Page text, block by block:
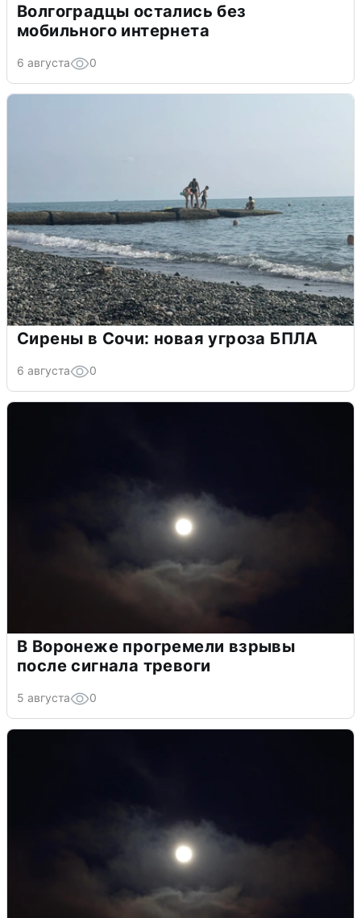
Волгоградцы остались без
мобильного интернета
6 августа 0
Сирены в Сочи: новая угроза БПЛА
6 августа 0
В Воронеже прогремели взрывы
после сигнала тревоги
5 августа 0